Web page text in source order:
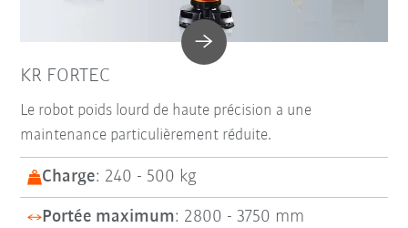
KR FORTEC
Le robot poids lourd de haute précision a une
maintenance particulièrement réduite.
Charge: 240 - 500 kg
Portée maximum: 2800 - 3750 mm